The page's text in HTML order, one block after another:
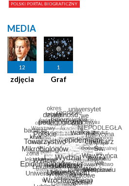
MEDIA
12
zdjęcia
1
Graf